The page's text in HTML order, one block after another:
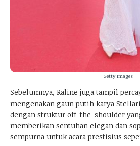
Getty Images
Sebelumnya, Raline juga tampil
mengenakan gaun putih karya
dengan struktur off-the-shoulder
memberikan sentuhan elegan dan
sempurna untuk acara prestisius